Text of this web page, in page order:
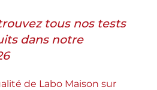
tous nos tests
dans notre
de Labo Maison sur